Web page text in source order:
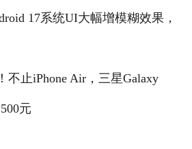
17系统UI大幅增模糊效果，
止iPhone Air，三星Galaxy
元